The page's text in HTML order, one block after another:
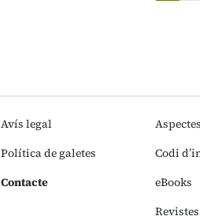
Avís legal
Política de galetes
Contacte
Codi
eBooks